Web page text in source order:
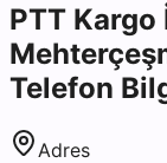
PTT
Telefon
Adres